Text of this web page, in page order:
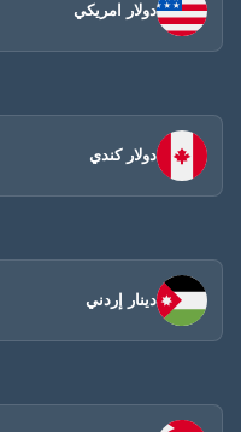
دولار امريكي
دولار كندي
دينار إردني